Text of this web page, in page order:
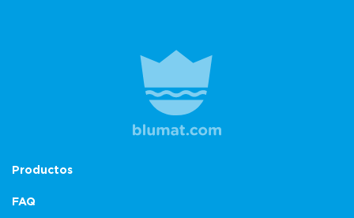
Productos
FAQ